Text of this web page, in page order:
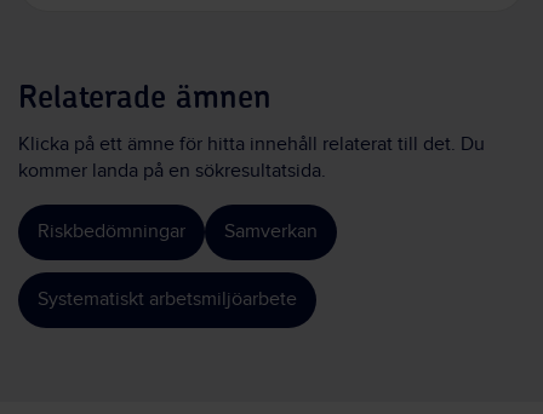
Relaterade ämnen
Klicka på ett ämne för hitta innehåll relaterat till det. Du
kommer landa på en sökresultatsida.
Riskbedömningar Samverkan
Systematiskt arbetsmiljöarbete